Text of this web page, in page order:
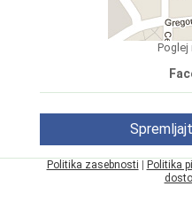
Poglej
Politika zasebnosti | Politika